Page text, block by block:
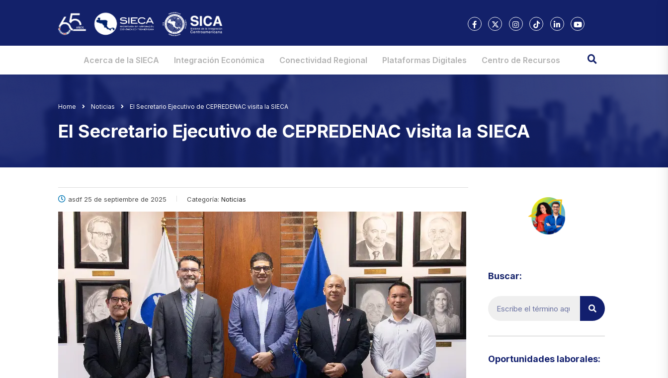
Acerca de la SIECA Integración Económica Conectividad Regional Plataformas Digitales Centro de Recursos
Home Noticias El Secretario Ejecutivo de CEPREDENAC visita la SIECA
El Secretario Ejecutivo de CEPREDENAC visita la SIECA
asdf 25 de septiembre de 2025 Categoría: Noticias
Buscar:
Oportunidades laborales:​